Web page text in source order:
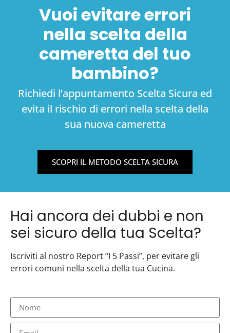
Vuoi evitare errori
nella scelta della
cameretta del tuo
bambino?
Richiedi l’appuntamento Scelta Sicura ed
evita il rischio di errori nella scelta della
sua nuova cameretta
SCOPRI IL METODO SCELTA SICURA
Hai ancora dei dubbi e non
sei sicuro della tua Scelta?
Iscriviti al nostro Report “I 5 Passi”, per evitare gli
errori comuni nella scelta della tua Cucina.